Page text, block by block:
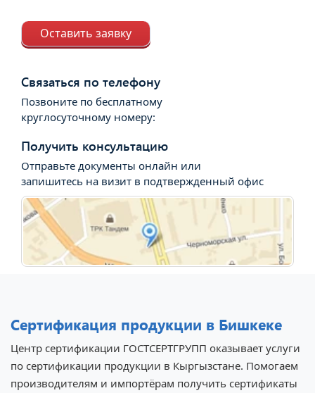
Оставить заявку
Связаться по телефону
Позвоните по бесплатному
круглосуточному номеру:
Получить консультацию
Отправьте документы онлайн или
запишитесь на визит в подтвержденный офис
Сертификация продукции в Бишкеке
Центр сертификации ГОСТСЕРТГРУПП оказывает услуги
по сертификации продукции в Кыргызстане. Помогаем
производителям и импортёрам получить сертификаты